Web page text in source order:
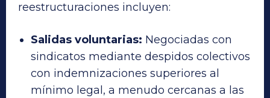
reestructuraciones incluyen:
Salidas voluntarias: Negociadas con
sindicatos mediante despidos colectivos
con indemnizaciones superiores al
mínimo legal, a menudo cercanas a las